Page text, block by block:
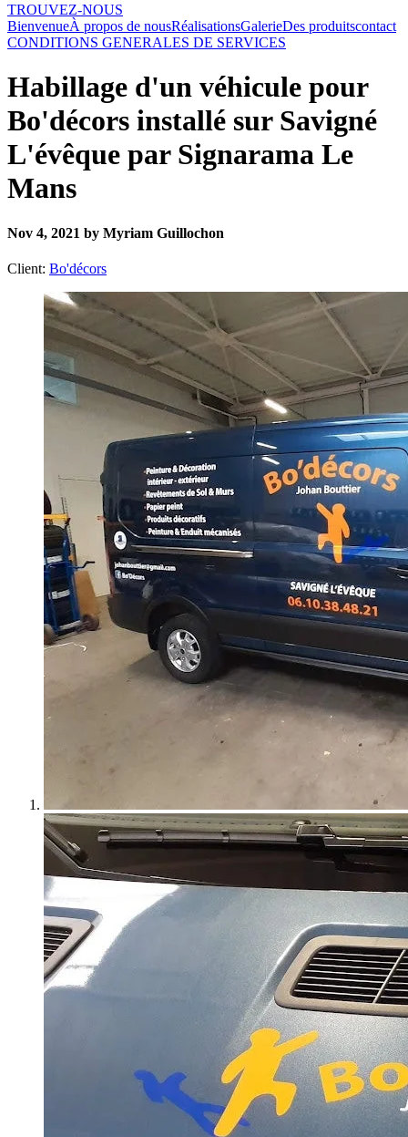
TROUVEZ-NOUS
BienvenueÀ propos de nousRéalisationsGalerieDes produitscontact
CONDITIONS GENERALES DE SERVICES
Habillage d'un véhicule pour
Bo'décors installé sur Savigné
L'évêque par Signarama Le
Mans
Nov 4, 2021 by Myriam Guillochon
Client: Bo'décors